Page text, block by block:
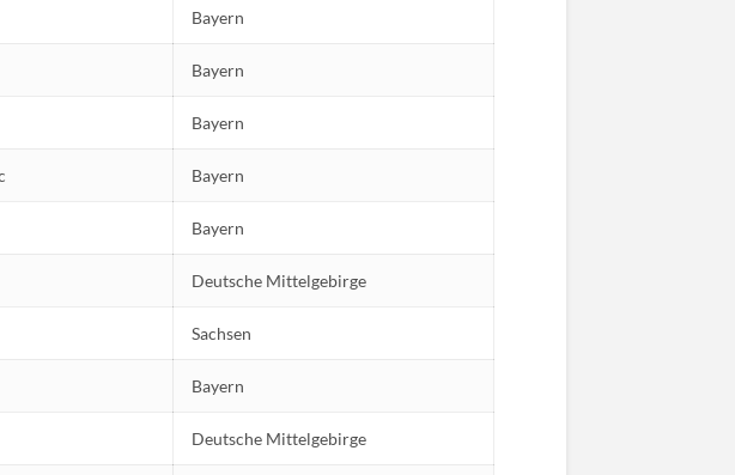
Bayern
Bayern
Bayern
Bayern
Bayern
Deutsche Mittelgebirge
Sachsen
Bayern
Deutsche Mittelgebirge